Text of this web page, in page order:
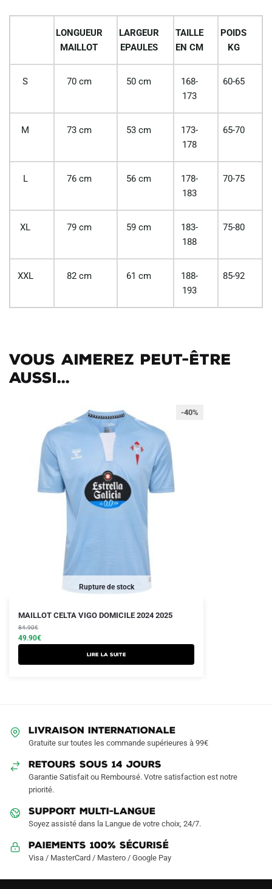
LONGUEUR
MAILLOT
LARGEUR
EPAULES
TAILLE
EN CM
POIDS
KG
S 70 cm 50 cm
168-
173
60-65
M 73 cm 53 cm
173-
178
65-70
L 76 cm 56 cm
178-
183
70-75
XL 79 cm 59 cm
183-
188
75-80
XXL 82 cm 61 cm
188-
193
85-92
Vous aimerez peut-être
aussi...
Rupture de stock
-40%
MAILLOT CELTA VIGO DOMICILE 2024 2025
84.90€
Le
prix
initial
était :
49.90€
Le
prix
actuel
est :
Lire la suite
LIVRAISON INTERNATIONALE
Gratuite sur toutes les commande supérieures à 99€
RETOURS SOUS 14 JOURS
Garantie Satisfait ou Remboursé. Votre satisfaction est notre
priorité.
SUPPORT MULTI-LANGUE
Soyez assisté dans la Langue de votre choix, 24/7.
Paiements 100% Sécurisé
Visa / MasterCard / Mastero / Google Pay